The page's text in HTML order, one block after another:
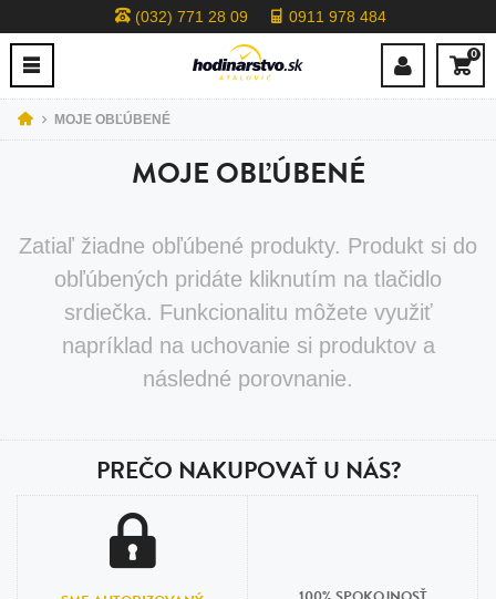
(032) 771 28 09 0911 978 484
0
MOJE OBĽÚBENÉ
MOJE OBĽÚBENÉ
Zatiaľ žiadne obľúbené produkty. Produkt si do
obľúbených pridáte kliknutím na tlačidlo
srdiečka. Funkcionalitu môžete využiť
napríklad na uchovanie si produktov a
následné porovnanie.
PREČO NAKUPOVAŤ U NÁS?